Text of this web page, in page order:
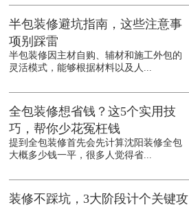
半包装修避坑指南，这些注意事
项别踩雷
半包装修因主材自购、辅材和施工外包的
灵活模式，能够根据材料以及人...
全包装修想省钱？这5个实用技
巧，帮你少花冤枉钱
提到全包装修首先会先计算沈阳装修全包
大概多少钱一平，很多人觉得省...
装修不踩坑，3大阶段计个关键攻